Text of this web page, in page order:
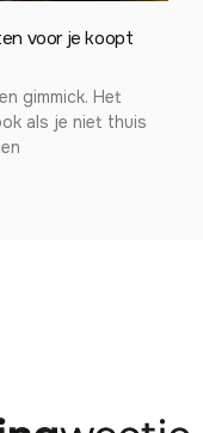
voor je koopt
gimmick. Het
als je niet thuis